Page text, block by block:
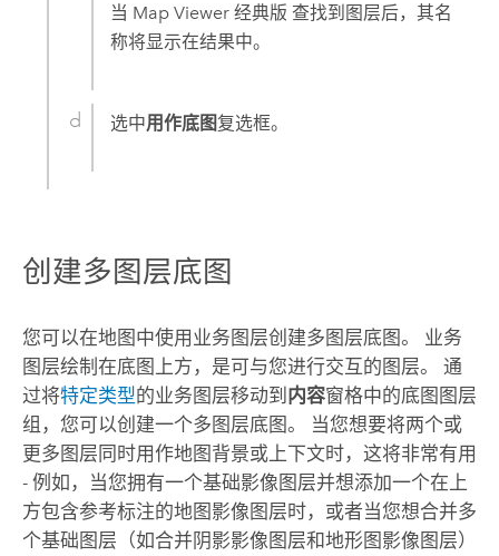
当 Map Viewer 经典版 查找到图层后，其名
称将显示在结果中。
选中用作底图复选框。
创建多图层底图
您可以在地图中使用业务图层创建多图层底图。 业务
图层绘制在底图上方，是可与您进行交互的图层。 通
过将特定类型的业务图层移动到 内容窗格中的底图图层
组，您可以创建一个多图层底图。 当您想要将两个或
更多图层同时用作地图背景或上下文时，这将非常有用
- 例如，当您拥有一个基础影像图层并想添加一个在上
方包含参考标注的地图影像图层时，或者当您想合并多
个基础图层（如合并阴影影像图层和地形图影像图层）